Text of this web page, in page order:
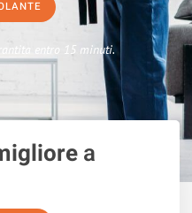
entro 15 minuti.
a